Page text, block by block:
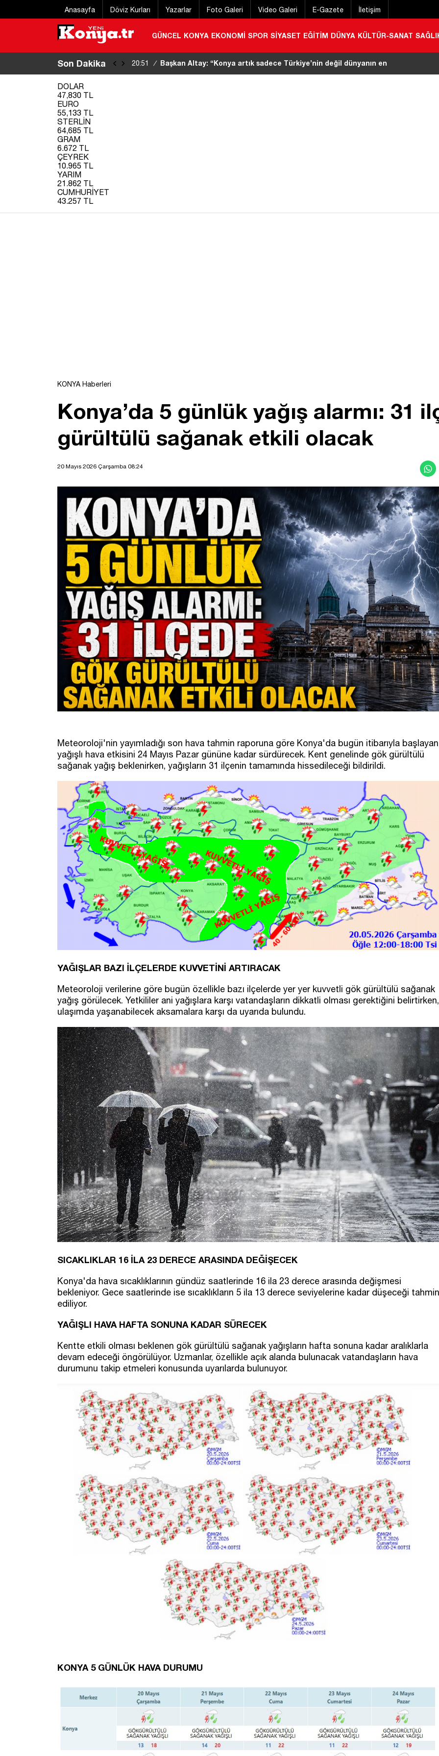
Anasayfa Döviz Kurları Yazarlar Foto Galeri Video Galeri E-Gazete İletişim
GÜNCEL KONYA EKONOMİ SPOR SİYASET EĞİTİM DÜNYA KÜLTÜR-SANAT
Son Dakika 22:11 / Bakan Gürlek: Terör belasından kurtulma arifesindeyiz |
DOLAR
47,830 TL
EURO
55,133 TL
STERLİN
64,685 TL
GRAM
6.672 TL
ÇEYREK
10.965 TL
YARIM
21.862 TL
CUMHURİYET
43.257 TL
KONYA Haberleri
Konya’da 5 günlük yağış alarmı: 31
gürültülü sağanak etkili olacak
20 Mayıs 2026 Çarşamba 08:24
Meteoroloji'nin yayımladığı son hava tahmin raporuna göre Konya'da bugün itibarıyla başlayan
yağışlı hava etkisini 24 Mayıs Pazar gününe kadar sürdürecek. Kent genelinde gök gürültülü
sağanak yağış beklenirken, yağışların 31 ilçenin tamamında hissedileceği bildirildi.
YAĞIŞLAR BAZI İLÇELERDE KUVVETİNİ ARTIRACAK
Meteoroloji verilerine göre bugün özellikle bazı ilçelerde yer yer kuvvetli gök gürültülü sağanak
yağış görülecek. Yetkililer ani yağışlara karşı vatandaşların dikkatli olması gerektiğini belirtirken,
ulaşımda yaşanabilecek aksamalara karşı da uyarıda bulundu.
SICAKLIKLAR 16 İLA 23 DERECE ARASINDA DEĞİŞECEK
Konya'da hava sıcaklıklarının gündüz saatlerinde 16 ila 23 derece arasında değişmesi
bekleniyor. Gece saatlerinde ise sıcaklıkların 5 ila 13 derece seviyelerine kadar düşeceği tahmin
ediliyor.
YAĞIŞLI HAVA HAFTA SONUNA KADAR SÜRECEK
Kentte etkili olması beklenen gök gürültülü sağanak yağışların hafta sonuna kadar aralıklarla
devam edeceği öngörülüyor. Uzmanlar, özellikle açık alanda bulunacak vatandaşların hava
durumunu takip etmeleri konusunda uyarılarda bulunuyor.
KONYA 5 GÜNLÜK HAVA DURUMU